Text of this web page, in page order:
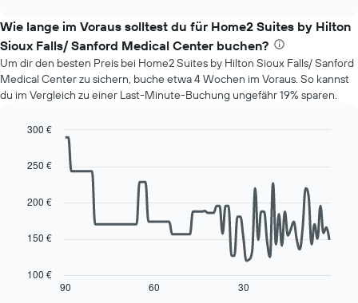
1
Achse,
die
den
durchschnittlichen
anzeigt.
den
durchschnittlichen
Preis
eines
Zimmers
für
jeweiligen
Wochentag.
Das
Diagramm
Achse,
Wochentage
anzeigt.
Wie lange im Voraus solltest du für Home2 Suites by Hilton
Sioux Falls/ Sanford Medical Center buchen?
Um dir den besten Preis bei Home2 Suites by Hilton Sioux Falls/ Sanford
Medical Center zu sichern, buche etwa 4 Wochen im Voraus. So kannst
du im Vergleich zu einer Last-Minute-Buchung ungefähr 19% sparen.
with
data
points.
Das
Diagramm
90 60 30
100 €
150 €
200 €
250 €
300 €